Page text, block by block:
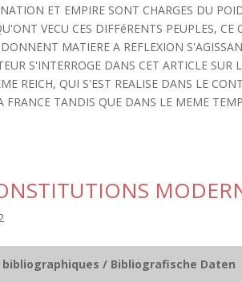
ET EMPIRE SONT CHARGES DU
VECU CES DIFFéRENTS PEUPLES,
DONNENT MATIERE A REFLEXION
S'INTERROGE DANS CET ARTICLE
REICH, QUI S'EST REALISE DANS LE
FRANCE TANDIS QUE DANS LE MEME
bibliographiques / Bibliografische Daten